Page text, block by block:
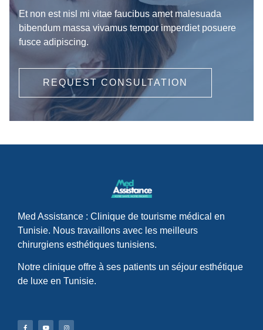
Et non est nisl mi vitae faucibus amet malesuada
bibendum massa vivamus tempor imperdiet posuere
fusce adipiscing.
REQUEST CONSULTATION
Med Assistance : Clinique de tourisme médical en
Tunisie. Nous travaillons avec les meilleurs
chirurgiens esthétiques tunisiens.
Notre clinique offre à ses patients un séjour esthétique
de luxe en Tunisie.